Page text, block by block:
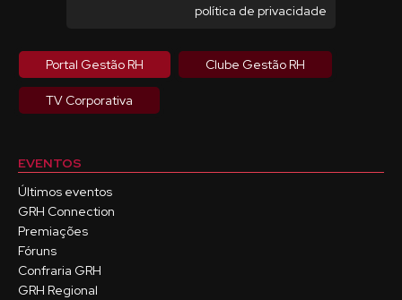
política de privacidade
Portal Gestão RH Clube Gestão RH
TV Corporativa
EVENTOS
Últimos eventos
GRH Connection
Premiações
Fóruns
Confraria GRH
GRH Regional